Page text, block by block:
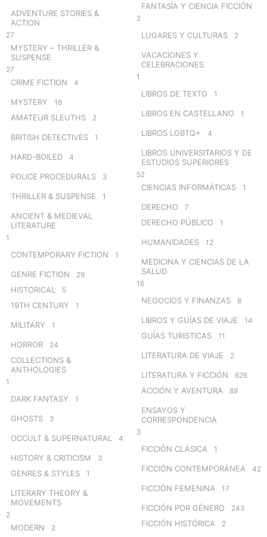
ADVENTURE STORIES &
ACTION
27
MYSTERY – THRILLER &
SUSPENSE
27
CRIME FICTION 4
MYSTERY 16
AMATEUR SLEUTHS 2
BRITISH DETECTIVES 1
HARD-BOILED 4
POLICE PROCEDURALS 3
THRILLER & SUSPENSE 1
ANCIENT & MEDIEVAL
LITERATURE
1
CONTEMPORARY FICTION 1
GENRE FICTION 29
HISTORICAL 5
19TH CENTURY 1
MILITARY 1
HORROR 24
COLLECTIONS &
ANTHOLOGIES
1
DARK FANTASY 1
GHOSTS 3
OCCULT & SUPERNATURAL 4
HISTORY & CRITICISM 3
GENRES & STYLES 1
LITERARY THEORY &
MOVEMENTS
2
MODERN 2
FANTASÍA Y CIENCIA FICCIÓN
2
LUGARES Y CULTURAS 2
VACACIONES Y
CELEBRACIONES
1
LIBROS DE TEXTO 1
LIBROS EN CASTELLANO 1
LIBROS LGBTQ+ 4
LIBROS UNIVERSITARIOS Y DE
ESTUDIOS SUPERIORES
52
CIENCIAS INFORMÁTICAS 1
DERECHO 7
DERECHO PÚBLICO 1
HUMANIDADES 12
MEDICINA Y CIENCIAS DE LA
SALUD
16
NEGOCIOS Y FINANZAS 8
LIBROS Y GUÍAS DE VIAJE 14
GUÍAS TURISTICAS 11
LITERATURA DE VIAJE 2
LITERATURA Y FICCIÓN 626
ACCIÓN Y AVENTURA 89
ENSAYOS Y
CORRESPONDENCIA
3
FICCIÓN CLÁSICA 1
FICCIÓN CONTEMPORÁNEA 42
FICCIÓN FEMENINA 17
FICCIÓN POR GÉNERO 243
FICCIÓN HISTÓRICA 2